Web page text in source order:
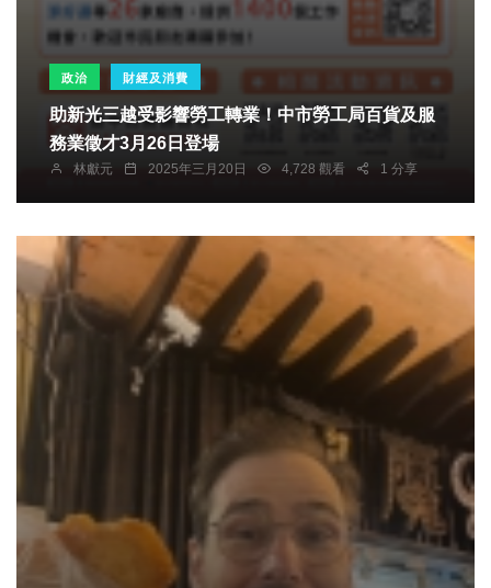
政治 財經及消費
助新光三越受影響勞工轉業！中市勞工局百貨及服
務業徵才3月26日登場
林獻元 2025年三月20日 4,728 觀看 1 分享